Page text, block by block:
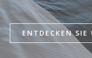
ENTDECKEN SIE